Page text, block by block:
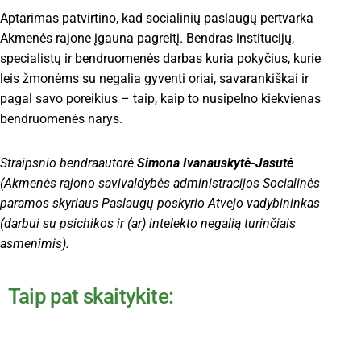
Aptarimas patvirtino, kad socialinių paslaugų pertvarka
Akmenės rajone įgauna pagreitį. Bendras institucijų,
specialistų ir bendruomenės darbas kuria pokyčius, kurie
leis žmonėms su negalia gyventi oriai, savarankiškai ir
pagal savo poreikius – taip, kaip to nusipelno kiekvienas
bendruomenės narys.
Straipsnio bendraautorė Simona Ivanauskytė-Jasutė
(Akmenės rajono savivaldybės administracijos Socialinės
paramos skyriaus Paslaugų poskyrio Atvejo vadybininkas
(darbui su psichikos ir (ar) intelekto negalią turinčiais
asmenimis).
Taip pat skaitykite: